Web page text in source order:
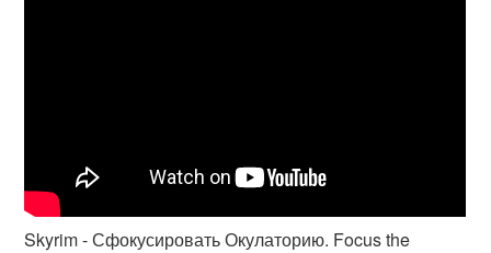
Skyrim - Сфокусировать Окулаторию. Focus the